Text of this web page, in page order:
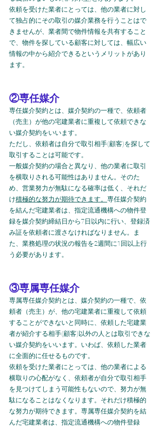
依頼を受けた業者にとっては、他の業者に対し
て独占的にその取引の媒介業務を行うことはで
きませんが、業者間で物件情報を共有すること
で、物件を探している顧客に対しては、幅広い
情報の中から紹介できるというメリットがあり
ます。
②専任媒介
専任媒介契約とは、媒介契約の一種で、依頼者
（売主）が他の宅建業者に重複して依頼できな
い媒介契約をいいます。
ただし、依頼者は自分で取引相手(顧客)を探して
取引することは可能です。
一般媒介契約の場合と異なり、他の業者に取引
を横取りされる可能性はありません。そのた
め、営業努力が無駄になる確率は低く、それだ
け積極的な努力が期待できます。 専任媒介契約
を結んだ宅建業者は、指定流通機構への物件登
録を媒介契約締結日から7日以内に行い、登録済
み証を依頼者に渡さなければなりません。ま
た、業務処理の状況の報告を2週間に1回以上行
う必要があります。
③専属専任媒介
専属専任媒介契約とは、媒介契約の一種で、依
頼者（売主）が、他の宅建業者に重複して依頼
することができないと同時に、依頼した宅建業
者が紹介する相手(顧客)以外の人とは取引できな
い媒介契約をいいます。いわば、依頼した業者
に全面的に任せるものです。
依頼を受けた業者にとっては、他の業者による
横取りの心配がなく、依頼者が自分で取引相手
を見つけてしまう可能性もないので、努力が無
駄になることはなくなります。それだけ積極的
な努力が期待できます。専属専任媒介契約を結
んだ宅建業者は、指定流通機構への物件登録